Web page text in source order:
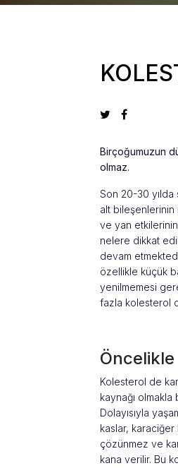
Birçoğumuzun
olmaz.
Son 20-30 yılda
alt bileşenlerinin
ve yan
nelere dikkat
devam
özellikle küçük
yenilmemesi
fazla kolesterol
Kolesterol de
kaynağı
Dolayısıyla
kaslar,
çözünmez ve
kana verilir. Bu